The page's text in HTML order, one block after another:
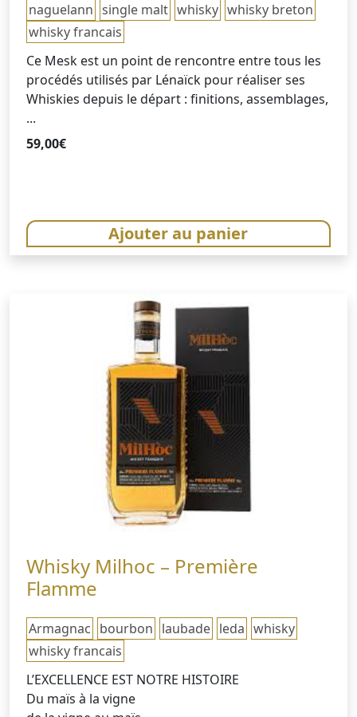
naguelann single malt whisky whisky breton
whisky francais
Ce Mesk est un point de rencontre entre tous les
procédés utilisés par Lénaïck pour réaliser ses
Whiskies depuis le départ : finitions, assemblages,
...
59,00€
Ajouter au panier
Whisky Milhoc – Première
Flamme
Armagnac bourbon laubade leda whisky
whisky francais
L’EXCELLENCE EST NOTRE HISTOIRE
Du maïs à la vigne